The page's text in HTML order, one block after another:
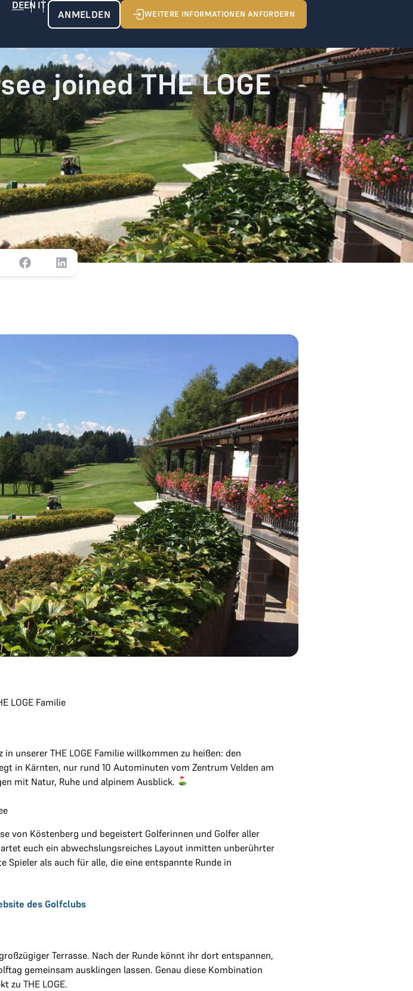
ANMELDEN WEITERE INFORMATIONEN ANFORDERN
joined THE LOGE
LOGE Familie
unserer THE LOGE Familie willkommen zu heißen: den
in Kärnten, nur rund 10 Autominuten vom Zentrum Velden am
mit Natur, Ruhe und alpinem Ausblick.
von Köstenberg und begeistert Golferinnen und Golfer aller
euch ein abwechslungsreiches Layout inmitten unberührter
als auch für alle, die eine entspannte Runde in
des Golfclubs
Terrasse. Nach der Runde könnt ihr dort entspannen,
gemeinsam ausklingen lassen. Genau diese Kombination
zu THE LOGE.